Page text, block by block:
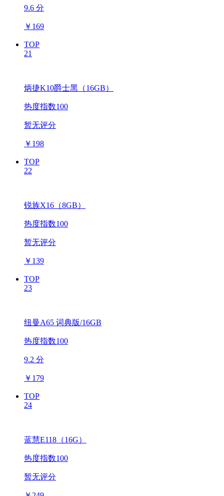
9.6 分
￥ 169
TOP
21
炳捷K10爵士黑（16GB）
热度指数100
暂无评分
￥ 198
TOP
22
锐族X16（8GB）
热度指数100
暂无评分
￥ 139
TOP
23
纽曼A65 词典版/16GB
热度指数100
9.2 分
￥ 179
TOP
24
蓝慧E118（16G）
热度指数100
暂无评分